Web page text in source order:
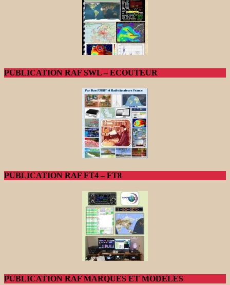
PUBLICATION RAF SWL – ECOUTEUR
PUBLICATION RAF FT4 – FT8
PUBLICATION RAF MARQUES ET MODELES